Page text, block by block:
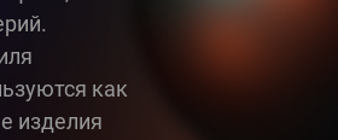
как
изделия